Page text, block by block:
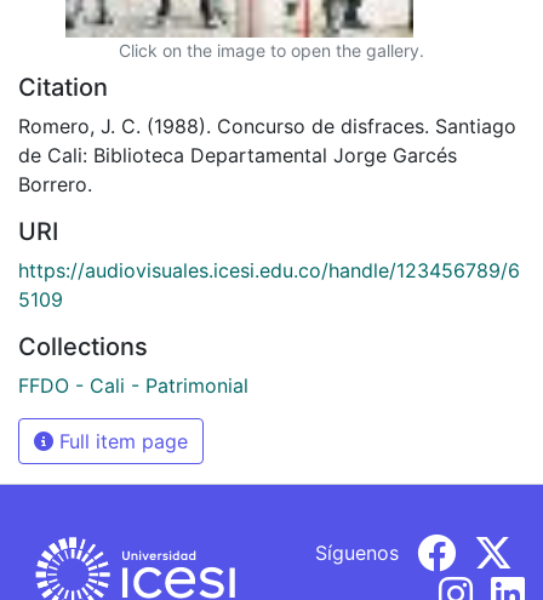
Click on the image to open the gallery.
Citation
Romero, J. C. (1988). Concurso de disfraces. Santiago
de Cali: Biblioteca Departamental Jorge Garcés
Borrero.
URI
https://audiovisuales.icesi.edu.co/handle/123456789/6
5109
Collections
FFDO - Cali - Patrimonial
Full item page
Síguenos